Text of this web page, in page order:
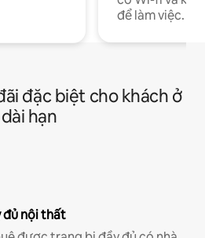
để làm việc.
đặc biệt cho khách ở
dài hạn
đủ nội thất